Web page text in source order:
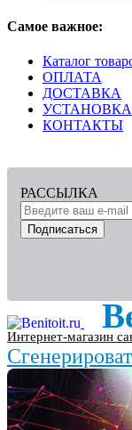
Самое важное:
Каталог
ОПЛАТА
ДОСТАВКА
УСТАНОВКА
КОНТАКТЫ
РАССЫЛКА
Подписаться
Интернет-магазин